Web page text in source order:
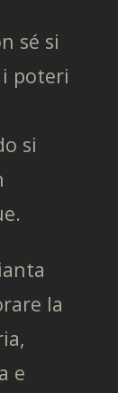
sé si
poteri
si
la
e